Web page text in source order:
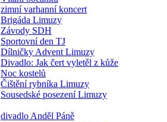
zimní varhanní koncert
Brigáda Limuzy
Závody SDH
Sportovní den TJ
Dílničky Advent Limuzy
Divadlo: Jak čert vyletěl z kůže
Noc kostelů
Čištění rybníka Limuzy
Sousedské posezení Limuzy
divadlo Anděl Páně